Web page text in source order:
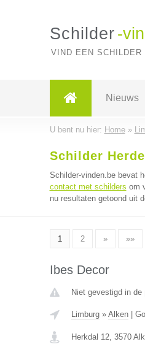
Schilder -
VIND EEN
Nieuws
U bent nu hier: Home»
Schilder
Schilder-vinden.be bevat
contact met schilders om
nu resultaten getoond uit
1 2 » »»
Ibes Decor
Niet gevestigd in
Limburg» Alken|
Herkdal 12, 3570